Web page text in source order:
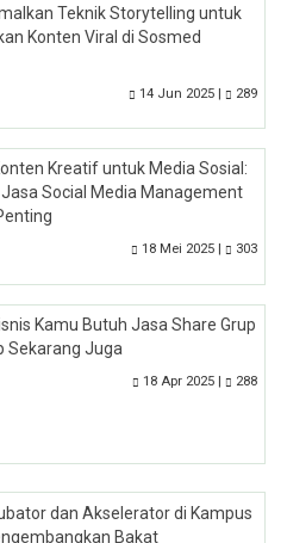
Teknik Storytelling untuk
Konten Viral di Sosmed
14 Jun 2025 | 289
Kreatif untuk Media Sosial:
Social Media Management
18 Mei 2025 | 303
Kamu Butuh Jasa Share Grup
Sekarang Juga
18 Apr 2025 | 288
dan Akselerator di Kampus
Bakat